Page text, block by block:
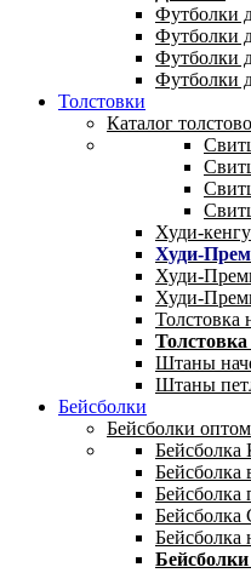
Футболки
Футболки
Футболки
Футболки
Толстовки
Каталог
Худи-
Худи-
Худи-
Худи-
Толстовка
Штаны
Штаны
Бейсболки
Бейсболки оптом
Бейсболка
Бейсболка
Бейсболка
Бейсболка
Бейсболка